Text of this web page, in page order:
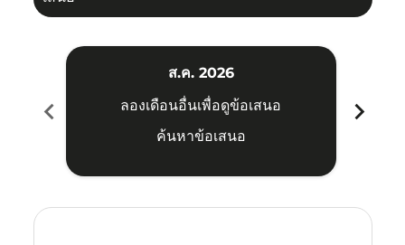
chevron_left
ส.ค. 2026
ลองเดือนอื่นเพื่อดูข้อเสนอ
ค้นหาข้อเสนอ
chevron_right